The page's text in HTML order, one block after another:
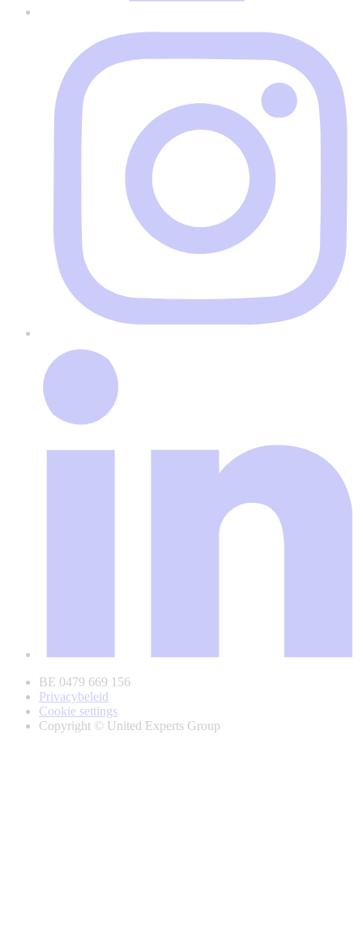
BE 0479 669 156
Privacybeleid
Cookie settings
Copyright © United Experts Group